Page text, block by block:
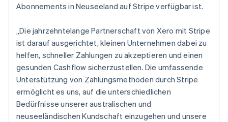
Abonnements in Neuseeland auf Stripe verfügbar ist.
„Die jahrzehntelange Partnerschaft von Xero mit Stripe
ist darauf ausgerichtet, kleinen Unternehmen dabei zu
helfen, schneller Zahlungen zu akzeptieren und einen
gesunden Cashflow sicherzustellen. Die umfassende
Unterstützung von Zahlungsmethoden durch Stripe
ermöglicht es uns, auf die unterschiedlichen
Bedürfnisse unserer australischen und
neuseeländischen Kundschaft einzugehen und unsere
Kanada
Kroatien
EnglishItaliano
Lettland
English
Liechtenstein
DeutschEnglish
Litauen
English
Luxemburg
FrançaisDeutschEnglish